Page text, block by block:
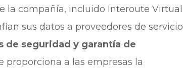
la compañía, incluido Interoute Virtual
sus datos a proveedores de servicio
de seguridad y garantía de
proporciona a las empresas la